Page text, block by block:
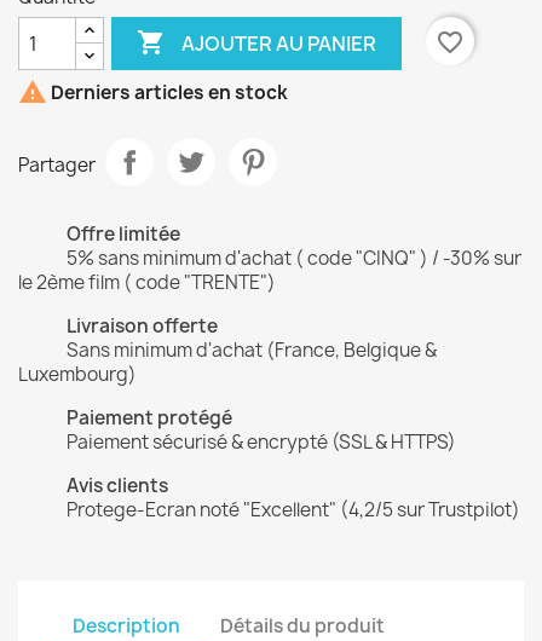
 AJOUTER AU PANIER
favorite_border
 Derniers articles en stock
Partager
Offre limitée
5% sans minimum d'achat ( code "CINQ" ) / -30% sur
le 2ème film ( code "TRENTE")
Livraison offerte
Sans minimum d'achat (France, Belgique &
Luxembourg)
Paiement protégé
Paiement sécurisé & encrypté (SSL & HTTPS)
Avis clients
Protege-Ecran noté "Excellent" (4,2/5 sur Trustpilot)
Description Détails du produit